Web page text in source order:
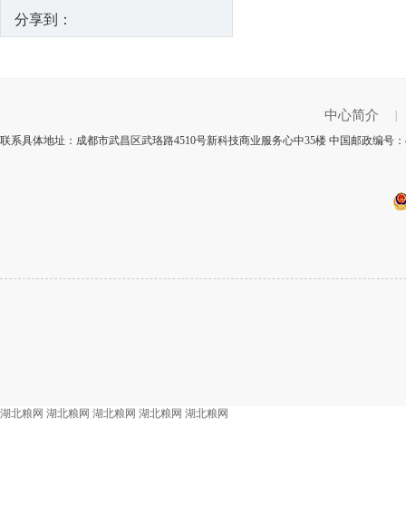
分享到：
中心简介
联系具体地址：成都市武昌区武珞路4510号新科技商业服务心中35楼 中国邮政编号
湖北粮网 湖北粮网 湖北粮网 湖北粮网 湖北粮网